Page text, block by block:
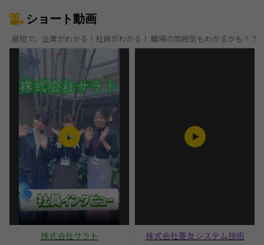
ショート動画
最短で、企業がわかる！社員がわかる！ 職場の雰囲気もわかるかも！？
株式会社サラト 株式会社菱友システム技術